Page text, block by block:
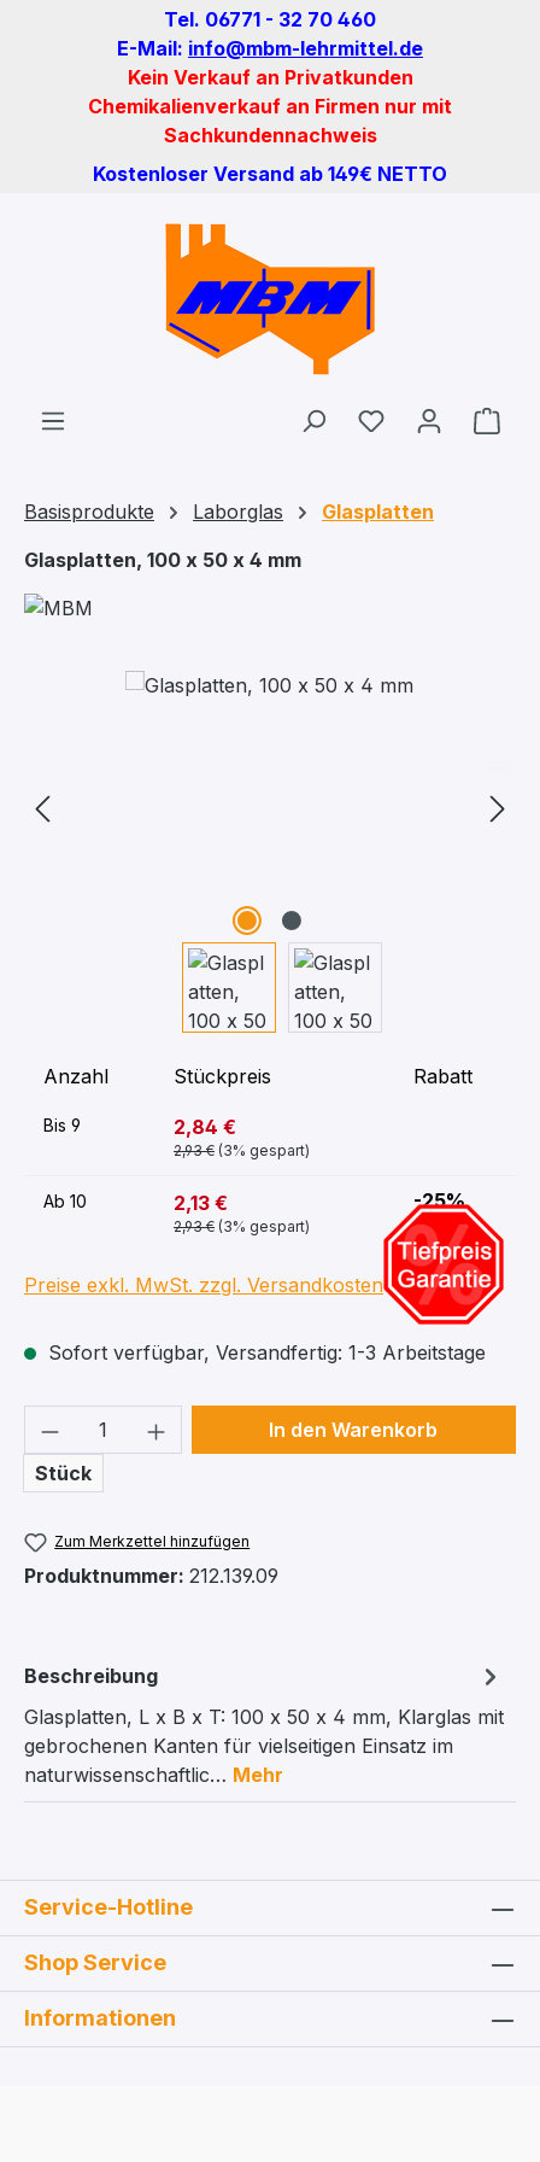
Zum Hauptinhalt springenTel. 06771 - 32 70 460
E-Mail: info@mbm-lehrmittel.de
Kein Verkauf an Privatkunden
Chemikalienverkauf an Firmen nur mit
Sachkundennachweis
Kostenloser Versand ab 149€ NETTO
Du hast 0
Basisprodukte Laborglas
Glasplatten
Glasplatten, 100 x 50 x 4 mm
Bildergalerie überspringen
Anzahl Stückpreis Rabatt
Bis 9 2,84 €
2,93 € (3% gespart)
Ab 10 2,13 €
2,93 € (3% gespart)
-25%
Preise exkl. MwSt. zzgl. Versandkosten
Sofort verfügbar, Versandfertig: 1-3 Arbeitstage
Produkt Anzahl: Gib den
Stück
In den Warenkorb
Zum Merkzettel hinzufügen
Produktnummer: 212.139.09
Beschreibung
Glasplatten, L x B x T: 100 x 50 x 4 mm, Klarglas mit
gebrochenen Kanten für vielseitigen Einsatz im
naturwissenschaftlic… Mehr
Service-Hotline
Shop Service
Informationen